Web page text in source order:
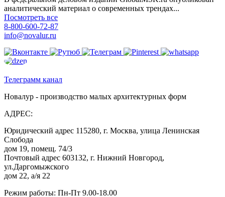
аналитический материал о современных трендах...
Посмотреть все
8-800-600-72-87
info@novalur.ru
Телеграмм канал
Новалур - производство малых архитектурных форм
АДРЕС:
Юридический адрес 115280, г. Москва, улица Ленинская
Слобода
дом 19, помещ. 74/3
Почтовый адрес 603132, г. Нижний Новгород,
ул.Даргомыжского
дом 22, а/я 22
Режим работы: Пн-Пт 9.00-18.00